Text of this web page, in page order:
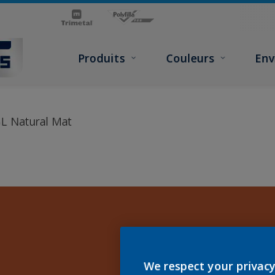
Produits Couleurs
Natural Mat
We respect your